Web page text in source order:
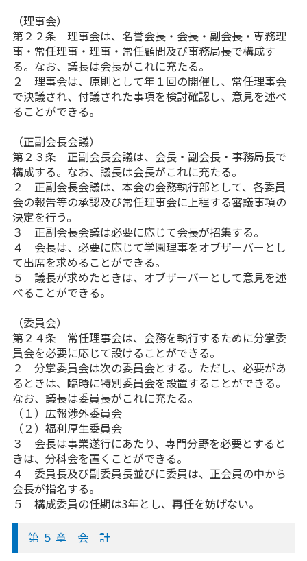
（理事会）
第２２条 理事会は、名誉会長・会長・副会長・専務理
事・常任理事・理事・常任顧問及び事務局長で構成す
る。なお、議長は会長がこれに充たる。
２ 理事会は、原則として年１回の開催し、常任理事会
で決議され、付議された事項を検討確認し、意見を述べ
ることができる。
（正副会長会議）
第２３条 正副会長会議は、会長・副会長・事務局長で
構成する。なお、議長は会長がこれに充たる。
２ 正副会長会議は、本会の会務執行部として、各委員
会の報告等の承認及び常任理事会に上程する審議事項の
決定を行う。
３ 正副会長会議は必要に応じて会長が招集する。
４ 会長は、必要に応じて学園理事をオブザーバーとし
て出席を求めることができる。
５ 議長が求めたときは、オブザーバーとして意見を述
べることができる。
（委員会）
第２４条 常任理事会は、会務を執行するために分掌委
員会を必要に応じて設けることができる。
２ 分掌委員会は次の委員会とする。ただし、必要があ
るときは、臨時に特別委員会を設置することができる。
なお、議長は委員長がこれに充たる。
（１）広報渉外委員会
（２）福利厚生委員会
３ 会長は事業遂行にあたり、専門分野を必要とすると
きは、分科会を置くことができる。
４ 委員長及び副委員長並びに委員は、正会員の中から
会長が指名する。
５ 構成委員の任期は3年とし、再任を妨げない。
第 ５ 章 会 計